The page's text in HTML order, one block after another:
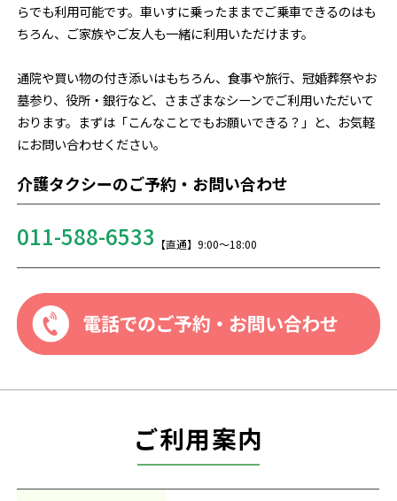
らでも利用可能です。車いすに乗ったままでご乗車できるのはも
ちろん、ご家族やご友人も一緒に利用いただけます。
通院や買い物の付き添いはもちろん、食事や旅行、冠婚葬祭やお
墓参り、役所・銀行など、さまざまなシーンでご利用いただいて
おります。まずは「こんなことでもお願いできる？」と、お気軽
にお問い合わせください。
介護タクシーのご予約・お問い合わせ
011-588-6533 【直通】9:00～18:00
ご利用案内